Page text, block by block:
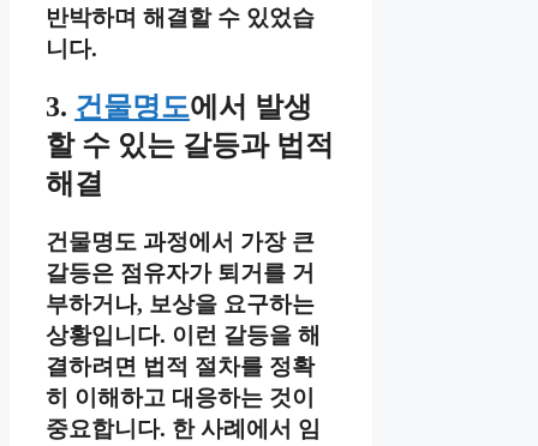
반박하며 해결할 수 있었습
니다.
3. 건물명도에서 발생
할 수 있는 갈등과 법적
해결
건물명도 과정에서 가장 큰
갈등은 점유자가 퇴거를 거
부하거나, 보상을 요구하는
상황입니다. 이런 갈등을 해
결하려면 법적 절차를 정확
히 이해하고 대응하는 것이
중요합니다. 한 사례에서 임